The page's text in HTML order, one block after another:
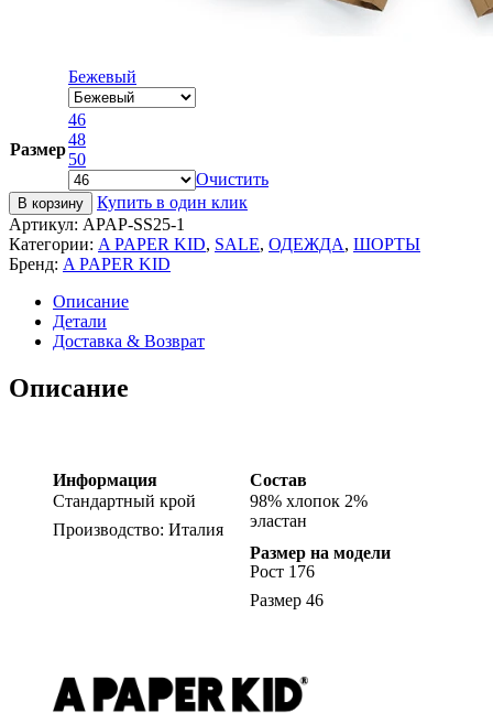
Бежевый
Размер
46
48
50
Очистить
В корзину
Купить в один клик
Артикул: APAP-SS25-1
Категории: A PAPER KID, SALE, ОДЕЖДА, ШОРТЫ
Бренд: A PAPER KID
Описание
Детали
Доставка & Возврат
Описание
Информация
Стандартный крой
Производство: Италия
Состав
98% хлопок 2%
эластан
Размер на модели
Рост 176
Размер 46